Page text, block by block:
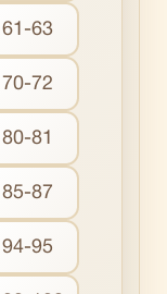
61-63
70-72
80-81
85-87
94-95